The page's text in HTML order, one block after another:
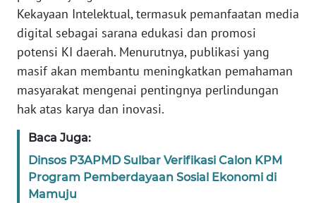
Kekayaan Intelektual, termasuk pemanfaatan media
digital sebagai sarana edukasi dan promosi
potensi KI daerah. Menurutnya, publikasi yang
masif akan membantu meningkatkan pemahaman
masyarakat mengenai pentingnya perlindungan
hak atas karya dan inovasi.
Baca Juga:
Dinsos P3APMD Sulbar Verifikasi Calon KPM
Program Pemberdayaan Sosial Ekonomi di
Mamuju
WN
JAMBI
WN
SULTRA
NTB
WN
SULTENG